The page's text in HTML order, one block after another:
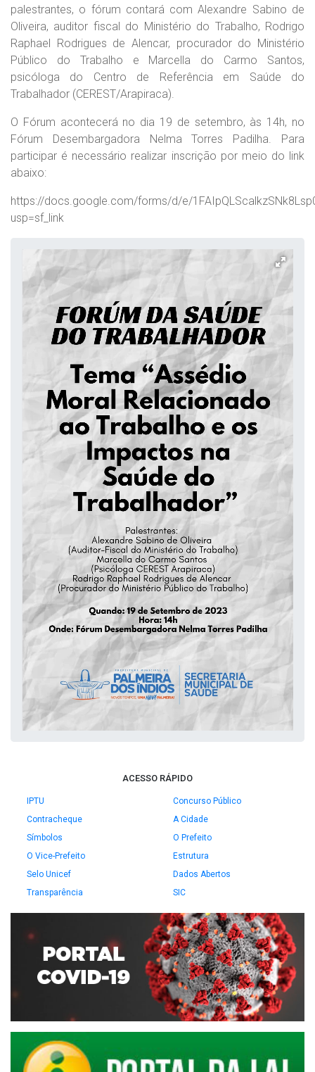
palestrantes, o fórum contará com Alexandre Sabino de
Oliveira, auditor fiscal do Ministério do Trabalho, Rodrigo
Raphael Rodrigues de Alencar, procurador do Ministério
Público do Trabalho e Marcella do Carmo Santos,
psicóloga do Centro de Referência em Saúde do
Trabalhador (CEREST/Arapiraca).
O Fórum acontecerá no dia 19 de setembro, às 14h, no
Fórum Desembargadora Nelma Torres Padilha. Para
participar é necessário realizar inscrição por meio do link
abaixo:
https://docs.google.com/forms/d/e/
usp=sf_link
ACESSO RÁPIDO
IPTU
Concurso Público
Contracheque
A Cidade
Símbolos
O Prefeito
O Vice-Prefeito
Estrutura
Selo Unicef
Dados Abertos
Transparência
SIC